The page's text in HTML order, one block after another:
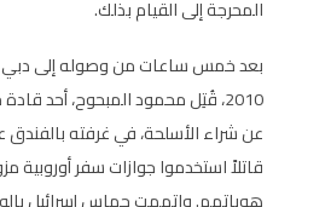
المحرجة إلى القيام بذلك.
بعد خمس ساعات من وصوله إلى دبي
2010، قُتِل محمود المبحوح، أحد
قاتلاً استخدموا جوازات سفر أوروبية